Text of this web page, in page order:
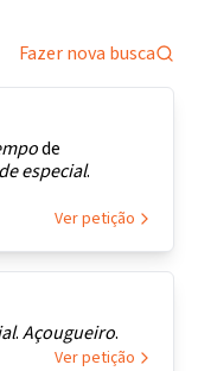
Fazer nova busca
de
especial.
Ver petição
.Açougueiro.
Ver petição